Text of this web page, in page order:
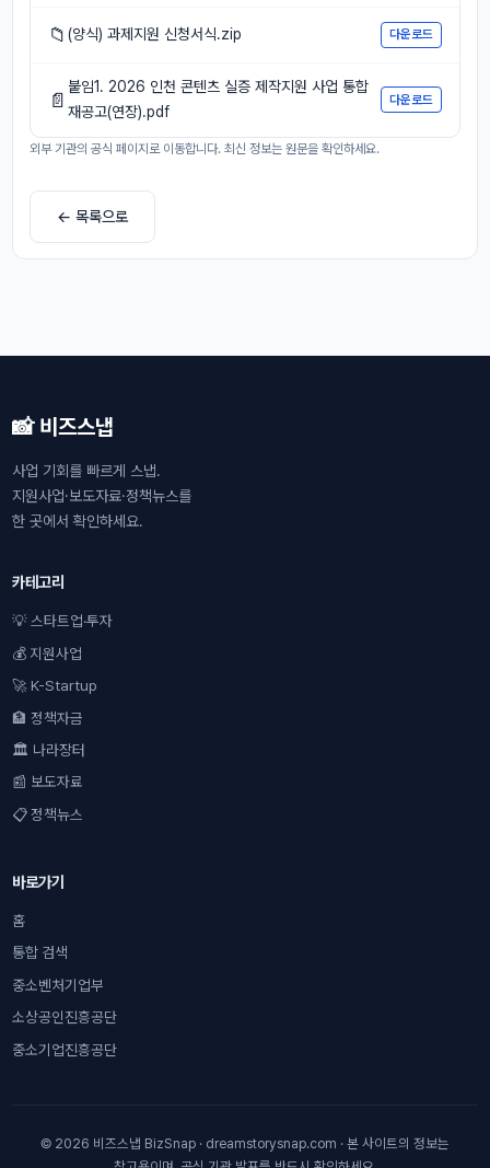
📁 (양식) 과제지원 신청서식.zip 다운로드
📄
붙임1. 2026 인천 콘텐츠 실증 제작지원 사업 통합
재공고(연장).pdf
다운로드
외부 기관의 공식 페이지로 이동합니다. 최신 정보는 원문을 확인하세요.
← 목록으로
📸 비즈스냅
사업 기회를 빠르게 스냅.
지원사업·보도자료·정책뉴스를
한 곳에서 확인하세요.
카테고리
💡 스타트업·투자
💰 지원사업
🚀 K-Startup
🏦 정책자금
🏛 나라장터
📰 보도자료
📋 정책뉴스
바로가기
홈
통합 검색
중소벤처기업부
소상공인진흥공단
중소기업진흥공단
© 2026 비즈스냅 BizSnap · dreamstorysnap.com · 본 사이트의 정보는